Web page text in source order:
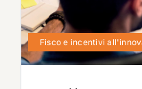
Fisco e incentivi